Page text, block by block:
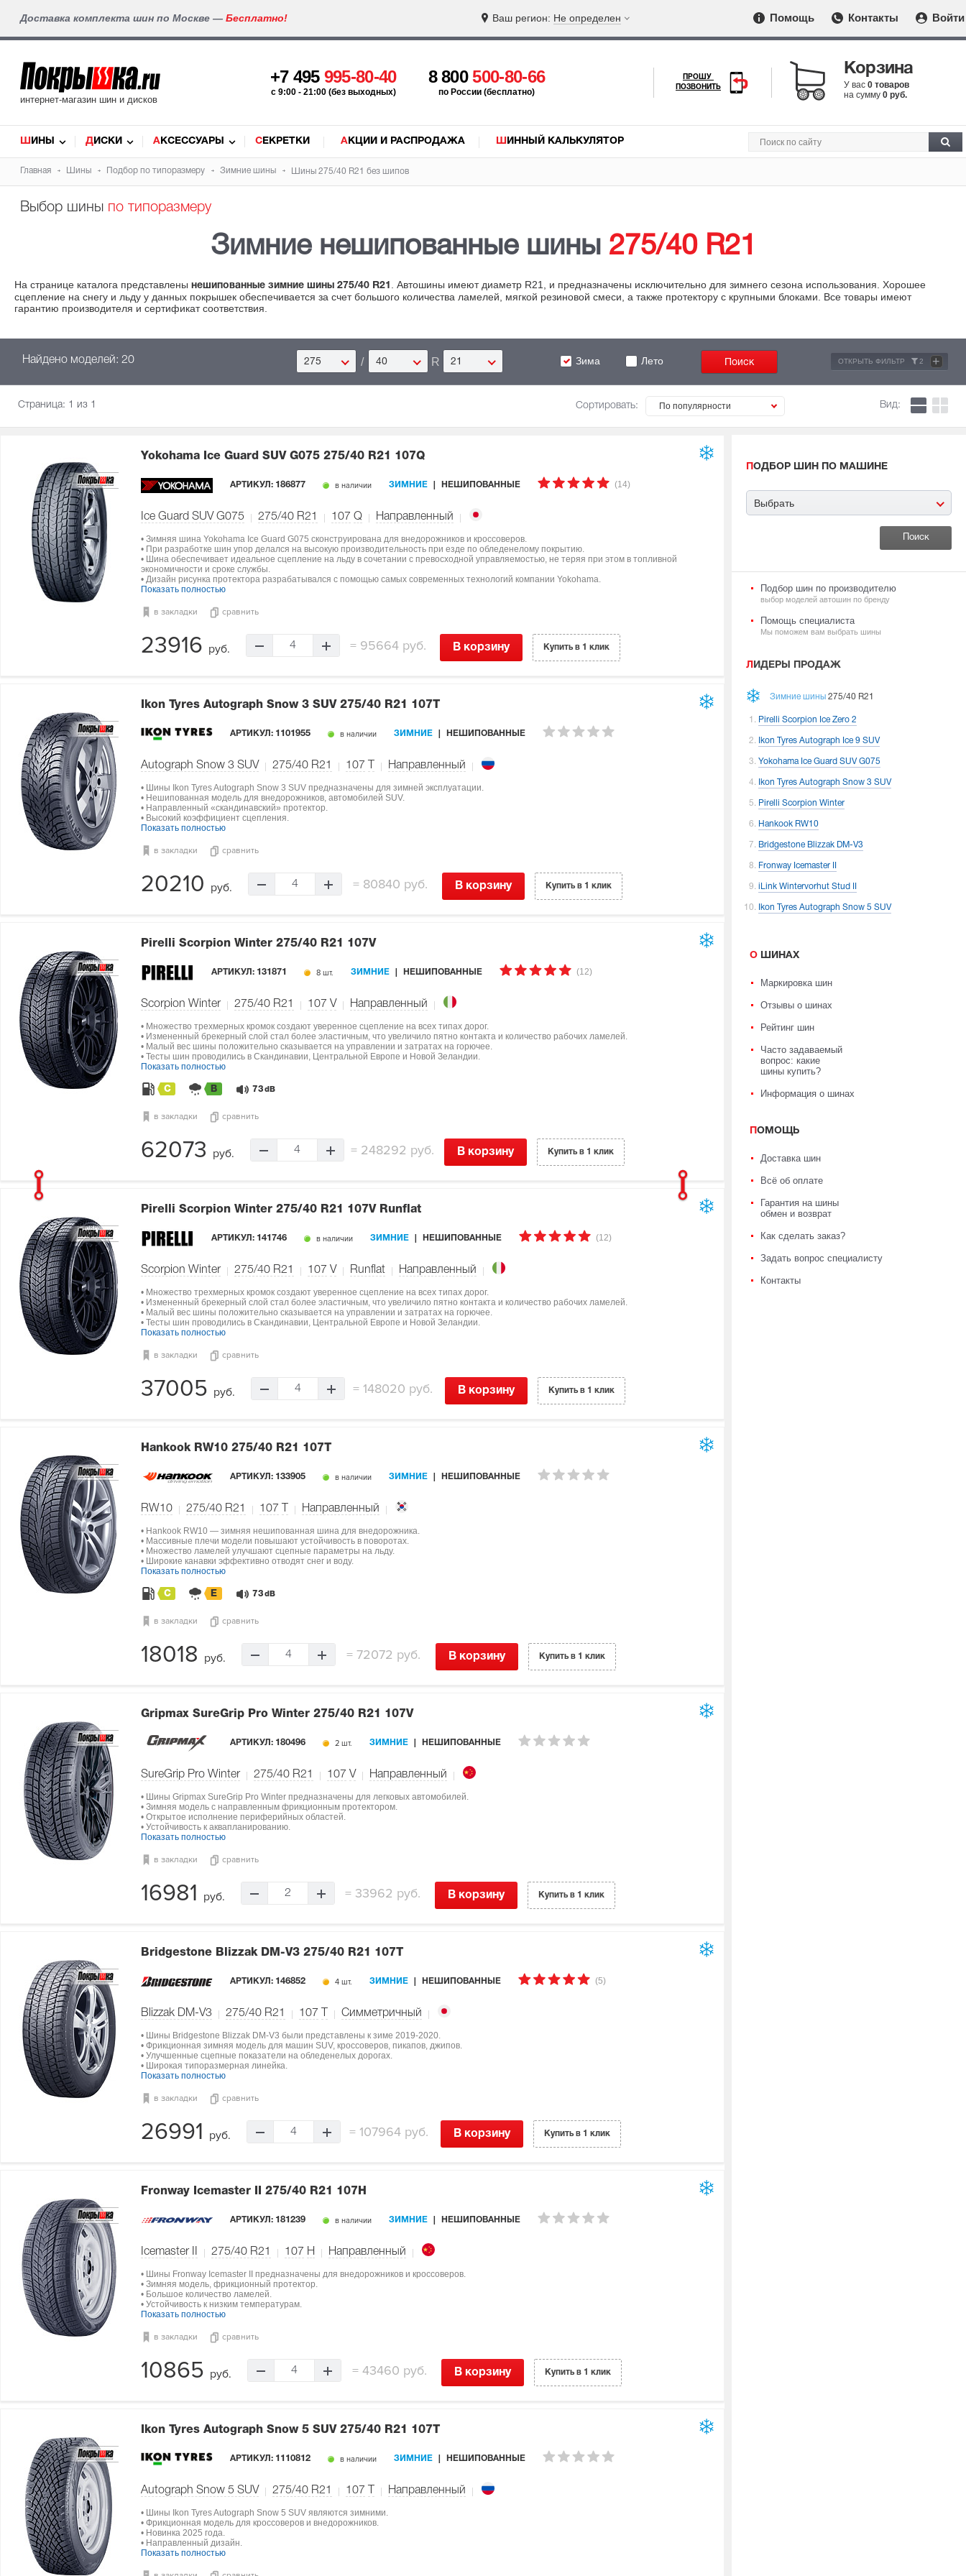
Доставка комплекта шин по Москве — Бесплатно! Ваш регион: Не определен Помощь Контакты Войти
интернет-магазин шин и дисков
+7 495 995-80-40
c 9:00 - 21:00 (без выходных)
8 800500-80-66
по России (бесплатно)
ПРОШУ
ПОЗВОНИТЬ
Корзина
У вас 0 товаров
на сумму 0 руб.
ШИНЫ ДИСКИ АКСЕССУАРЫ СЕКРЕТКИ АКЦИИ И РАСПРОДАЖА ШИННЫЙ КАЛЬКУЛЯТОР
Главная Шины Подбор по типоразмеру Зимние шины Шины 275/40 R21 без шипов
Выбор шины по типоразмеру
Зимние нешипованные шины 275/40 R21
На странице каталога представлены нешипованные зимние шины 275/40 R21
. Автошины имеют диаметр R21, и предназначены исключительно для зимнего сезона использования. Хорошее
сцепление на снегу и льду у данных покрышек обеспечивается за счет большого количества ламелей, мягкой резиновой смеси, а также протектору с крупными блоками. Все товары имеют
гарантию производителя и сертификат соответствия.
Найдено моделей: 20 275 / 40 R 21 Зима Лето ОТКРЫТЬ ФИЛЬТР 2 +
Страница: 1 из 1 Сортировать: По популярности Вид:
Yokohama Ice Guard SUV G075 275/40 R21 107Q
АРТИКУЛ: 186877 в наличии ЗИМНИЕ НЕШИПОВАННЫЕ (14)
Ice Guard SUV G075 275/40 R21 107 Q Направленный
• Зимняя шина Yokohama Ice Guard G075 сконструирована для внедорожников и кроссоверов.
• При разработке шин упор делался на высокую производительность при езде по обледенелому покрытию.
• Шина обеспечивает идеальное сцепление на льду в сочетании с превосходной управляемостью, не теряя при этом в топливной
экономичности и сроке службы.
• Дизайн рисунка протектора разрабатывался с помощью самых современных технологий компании Yokohama.
Показать полностью
в закладки сравнить
23916 руб. 4 =95664 руб. В корзину Купить в 1 клик
Ikon Tyres Autograph Snow 3 SUV 275/40 R21 107T
АРТИКУЛ: 1101955 в наличии ЗИМНИЕ НЕШИПОВАННЫЕ
Autograph Snow 3 SUV 275/40 R21 107 Направленный
• Шины Ikon Tyres Autograph Snow 3 SUV предназначены для зимней эксплуатации.
• Нешипованная модель для внедорожников, автомобилей SUV.
• Направленный «скандинавский» протектор.
• Высокий коэффициент сцепления.
Показать полностью
в закладки сравнить
20210 руб. 4 =80840 руб. В корзину Купить в 1 клик
Pirelli Scorpion Winter 275/40 R21 107V
АРТИКУЛ: 131871 8 шт. ЗИМНИЕ НЕШИПОВАННЫЕ (12)
Scorpion Winter 275/40 R21 107 V Направленный
• Множество трехмерных кромок создают уверенное сцепление на всех типах дорог.
• Измененный брекерный слой стал более эластичным, что увеличило пятно контакта и количество рабочих ламелей.
• Малый вес шины положительно сказывается на управлении и затратах на горючее.
• Тесты шин проводились в Скандинавии, Центральной Европе и Новой Зеландии.
Показать полностью
C B 73 dB
в закладки сравнить
62073 руб. 4 =248292 руб. В корзину Купить в 1 клик
Pirelli Scorpion Winter 275/40 R21 107V Runflat
АРТИКУЛ: 141746 в наличии ЗИМНИЕ НЕШИПОВАННЫЕ (12)
Scorpion Winter 275/40 R21 107 V Runflat Направленный
• Множество трехмерных кромок создают уверенное сцепление на всех типах дорог.
• Измененный брекерный слой стал более эластичным, что увеличило пятно контакта и количество рабочих ламелей.
• Малый вес шины положительно сказывается на управлении и затратах на горючее.
• Тесты шин проводились в Скандинавии, Центральной Европе и Новой Зеландии.
Показать полностью
в закладки сравнить
37005 руб. 4 = 148020 руб. В корзину Купить в 1 клик
Hankook RW10 275/40 R21 107T
АРТИКУЛ: 133905 в наличии ЗИМНИЕ НЕШИПОВАННЫЕ
RW10 275/40 R21 107 Направленный
• Hankook RW10 — зимняя нешипованная шина для внедорожника.
• Массивные плечи модели повышают устойчивость в поворотах.
• Множество ламелей улучшают сцепные параметры на льду.
• Широкие канавки эффективно отводят снег и воду.
Показать полностью
C E 73 dB
в закладки сравнить
18018 руб. 4 = 72072 руб. В корзину Купить в 1 клик
Gripmax SureGrip Pro Winter 275/40 R21 107V
АРТИКУЛ: 180496 2 шт. ЗИМНИЕ НЕШИПОВАННЫЕ
SureGrip Pro Winter 275/40 R21 107 V Направленный
• Шины Gripmax SureGrip Pro Winter предназначены для легковых автомобилей.
• Зимняя модель с направленным фрикционным протектором.
• Открытое исполнение периферийных областей.
• Устойчивость к аквапланированию.
Показать полностью
в закладки сравнить
16981 руб. 2 = 33962 руб. В корзину Купить в 1 клик
Bridgestone Blizzak DM-V3 275/40 R21 107T
АРТИКУЛ: 146852 4 шт. ЗИМНИЕ НЕШИПОВАННЫЕ (5)
Blizzak DM-V3 275/40 R21 107 Симметричный
• Шины Bridgestone Blizzak DM-V3 были представлены к зиме 2019-2020.
• Фрикционная зимняя модель для машин SUV, кроссоверов, пикапов, джипов.
• Улучшенные сцепные показатели на обледенелых дорогах.
• Широкая типоразмерная линейка.
Показать полностью
в закладки сравнить
26991 руб. 4 =107964 руб. В корзину Купить в 1 клик
Fronway Icemaster II 275/40 R21 107H
АРТИКУЛ: 181239 в наличии ЗИМНИЕ НЕШИПОВАННЫЕ
Icemaster II 275/40 R21 107 H Направленный
• Шины Fronway Icemaster II предназначены для внедорожников и кроссоверов.
• Зимняя модель, фрикционный протектор.
• Большое количество ламелей.
• Устойчивость к низким температурам.
Показать полностью
в закладки сравнить
10865 руб. 4 =43460 руб. В корзину Купить в 1 клик
Ikon Tyres Autograph Snow 5 SUV 275/40 R21 107T
АРТИКУЛ: 1110812 в наличии ЗИМНИЕ НЕШИПОВАННЫЕ
Autograph Snow 5 SUV 275/40 R21 107 Направленный
• Шины Ikon Tyres Autograph Snow 5 SUV являются зимними.
• Фрикционная модель для кроссоверов и внедорожников.
• Новинка 2025 года.
• Направленный дизайн.
Показать полностью
ПОДБОР ШИН ПО МАШИНЕ
Выбрать
Подбор шин по производителю
выбор моделей автошин по бренду
Помощь специалиста
Мы поможем вам выбрать шины
ЛИДЕРЫ ПРОДАЖ
Зимние шины 275/40 R21
Pirelli Scorpion Ice Zero 2
Ikon Tyres Autograph Ice 9 SUV
Yokohama Ice Guard SUV G075
Ikon Tyres Autograph Snow 3 SUV
Pirelli Scorpion Winter
Hankook RW10
Bridgestone Blizzak DM-V3
Fronway Icemaster II
iLink Wintervorhut Stud II
Ikon Tyres Autograph Snow 5 SUV
О ШИНАХ
Маркировка шин
Отзывы о шинах
Рейтинг шин
Часто задаваемый
вопрос: какие
шины купить?
Информация о шинах
ПОМОЩЬ
Доставка шин
Всё об оплате
Гарантия на шины
обмен и возврат
Как сделать заказ?
Задать вопрос специалисту
Контакты